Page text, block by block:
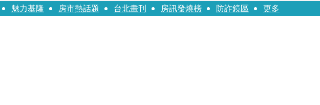
一劍 陳法拉自編自導《Bloodline》進軍多倫多 柯林法洛姊弟相挺
魅力基隆 房市熱話題 台北畫刊 房訊發燒榜 防詐鏡區 更多